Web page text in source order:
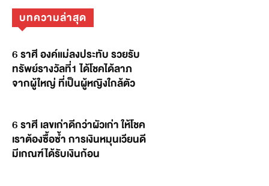
บทความล่าสุด
6 ราศี องค์แม่ลงประทับ รวยรับ
ทรัพย์รางวัลที่1 ได้โชคได้ลาภ
จากผู้ใหญ่ ที่เป็นผู้หญิงใกล้ตัว
6 ราศี เลขเก่าดีกว่าผัวเก่า ให้โชค
เราต้องซื้อซ้ำ การเงินหมุนเวียนดี
มีเกณฑ์ได้รับเงินก้อน